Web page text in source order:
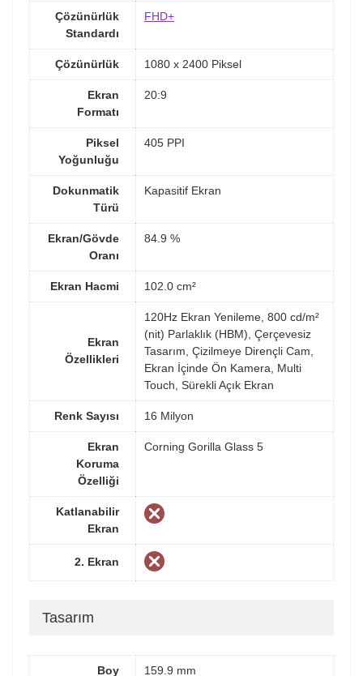
Çözünürlük
Standardı
FHD+
Çözünürlük 1080 x 2400 Piksel
Ekran
Formatı
20:9
Piksel
Yoğunluğu
405 PPI
Dokunmatik
Türü
Kapasitif Ekran
Ekran/Gövde
Oranı
84.9 %
Ekran Hacmi 102.0 cm²
Ekran
Özellikleri
120Hz Ekran Yenileme, 800 cd/m²
(nit) Parlaklık (HBM), Çerçevesiz
Tasarım, Çizilmeye Dirençli Cam,
Ekran İçinde Ön Kamera, Multi
Touch, Sürekli Açık Ekran
Renk Sayısı 16 Milyon
Ekran
Koruma
Özelliği
Corning Gorilla Glass 5
Katlanabilir
Ekran
2. Ekran
Tasarım
Boy 159.9 mm